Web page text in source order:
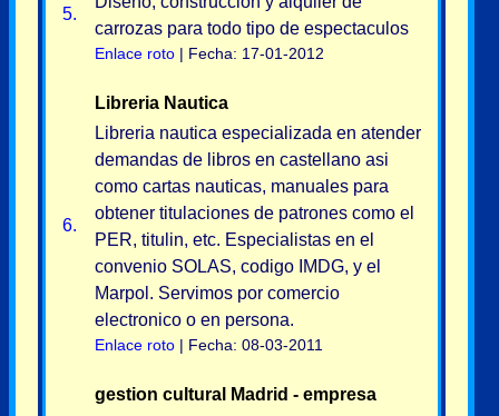
5.
carrozas para todo tipo de espectaculos
Enlace roto | Fecha: 17-01-2012
6.
Libreria Nautica
Libreria nautica especializada en atender
demandas de libros en castellano asi
como cartas nauticas, manuales para
obtener titulaciones de patrones como el
PER, titulin, etc. Especialistas en el
convenio SOLAS, codigo IMDG, y el
Marpol. Servimos por comercio
electronico o en persona.
Enlace roto | Fecha: 08-03-2011
gestion cultural Madrid - empresa